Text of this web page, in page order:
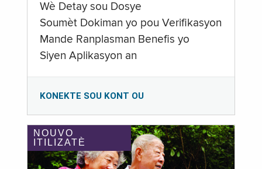
Wè Detay sou Dosye
Soumèt Dokiman yo pou Verifikasyon
Mande Ranplasman Benefis yo
Siyen Aplikasyon an
KONEKTE SOU KONT OU
NOUVO
ITILIZATÈ